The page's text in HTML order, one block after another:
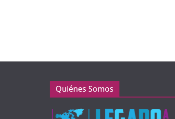
Quiénes Somos